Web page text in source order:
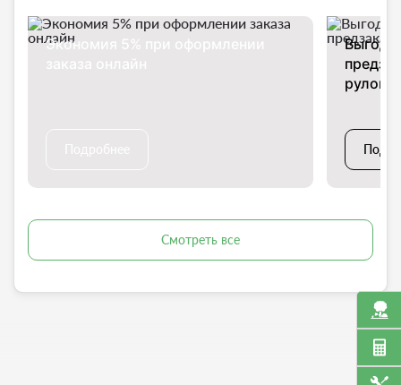
Смотреть все
Экономия 5% при оформлении
заказа онлайн
Подробнее
рулон